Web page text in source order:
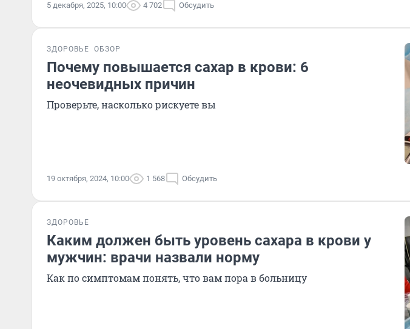
5 декабря, 2025, 10:00 4 702 Обсудить
ЗДОРОВЬЕ ОБЗОР
Почему повышается сахар в крови: 6
неочевидных причин
Проверьте, насколько рискуете вы
19 октября, 2024, 10:00 1 568 Обсудить
ЗДОРОВЬЕ
Каким должен быть уровень сахара в крови у
мужчин: врачи назвали норму
Как по симптомам понять, что вам пора в больницу